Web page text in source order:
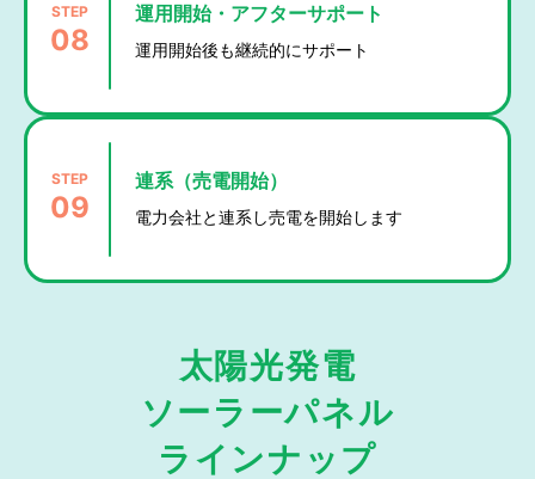
STEP
08
運用開始・アフターサポート
運用開始後も継続的にサポート
STEP
09
連系（売電開始）
電力会社と連系し売電を開始します
太陽光発電
ソーラーパネル
ラインナップ